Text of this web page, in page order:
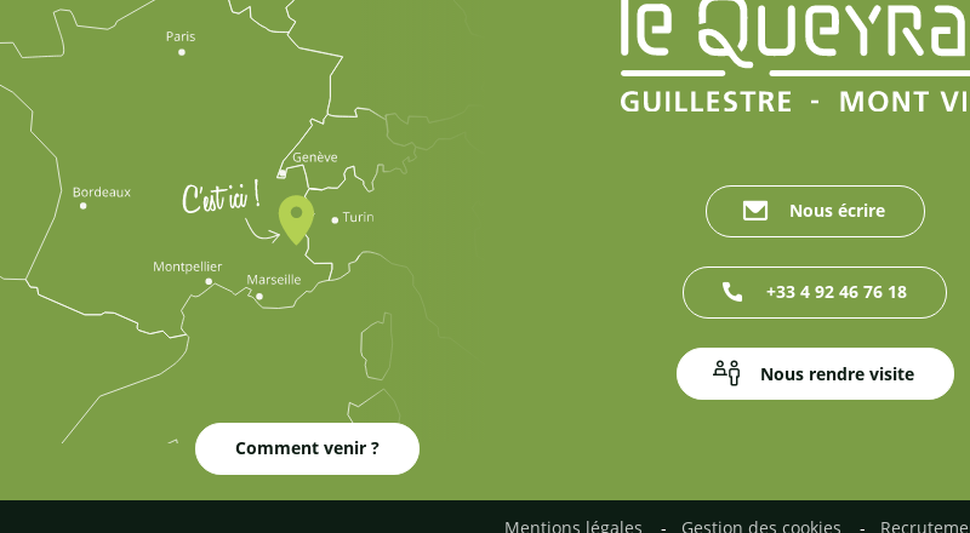
Comment venir ?
Nous écrire
+33 4 92 46 76 18
Nous rendre visite
Mentions légales Gestion des cookies